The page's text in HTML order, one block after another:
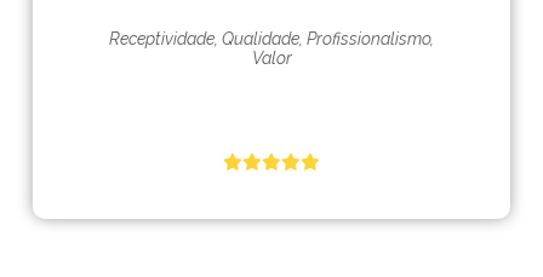
Receptividade, Qualidade, Profissionalismo,
Valor